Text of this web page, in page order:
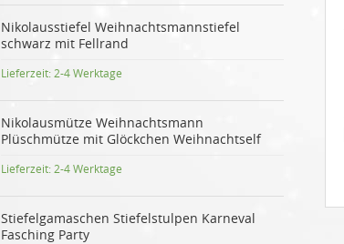
Nikolausstiefel Weihnachtsmannstiefel
schwarz mit Fellrand
Lieferzeit: 2-4 Werktage
Nikolausmütze Weihnachtsmann
Plüschmütze mit Glöckchen Weihnachtself
Lieferzeit: 2-4 Werktage
Stiefelgamaschen Stiefelstulpen Karneval
Fasching Party